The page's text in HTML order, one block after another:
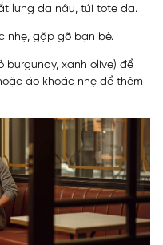
lưng da nâu, túi tote da.
nhẹ, gặp gỡ bạn bè.
burgundy, xanh olive) để
áo khoác nhẹ để thêm